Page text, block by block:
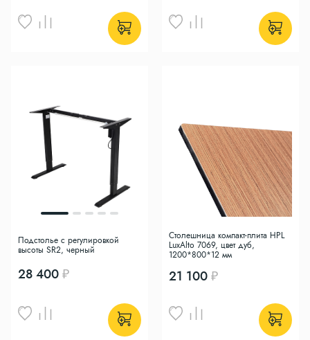
28 400
Подстолье с регулировкой
высоты SR2, черный
21 100
Столешница компакт-плита HPL
LuxAlto 7069, цвет дуб,
1200*800*12 мм